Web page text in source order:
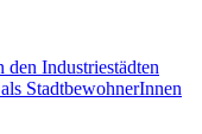
den Industriestädten
StadtbewohnerInnen